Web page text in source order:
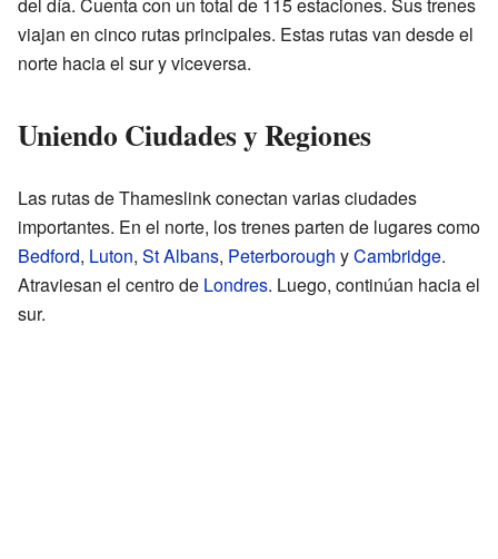
viajan en cinco rutas principales. Estas rutas van desde el
norte hacia el sur y viceversa.
Uniendo Ciudades y Regiones
Las rutas de Thameslink conectan varias ciudades
importantes. En el norte, los trenes parten de lugares como
Bedford, Luton, St Albans, Peterborough yCambridge.
Atraviesan el centro de Londres. Luego, continúan hacia el
sur.